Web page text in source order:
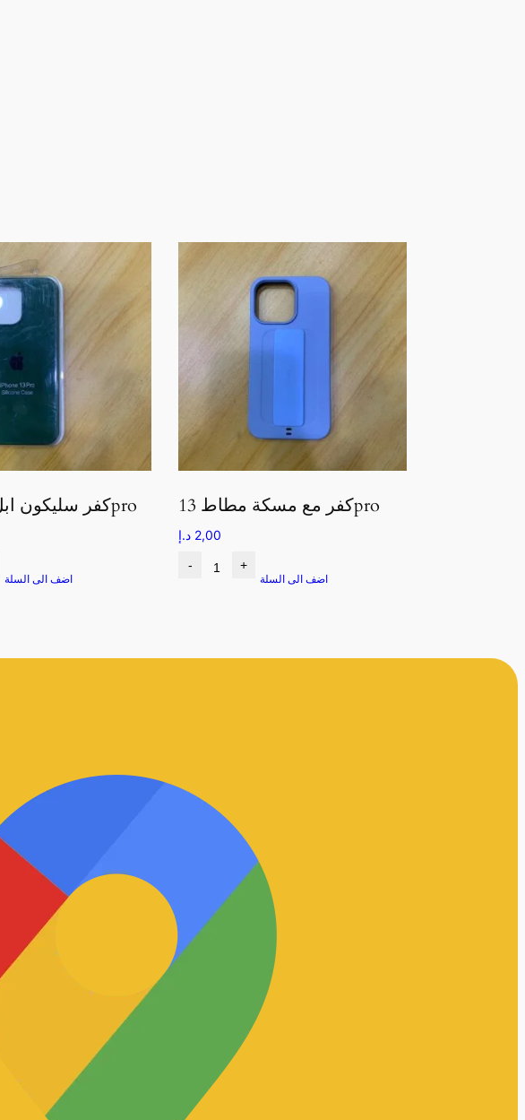
كفر سليكون ابل اخضر 13pro
اضف الى السلة
كفر مع مسكة مطاط 13pro
2,00 د.إ
- +
اضف الى السلة